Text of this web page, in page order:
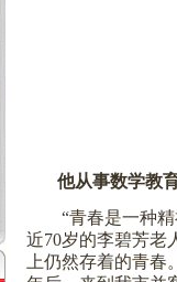
他从事数学教
“青春是一种
近70岁的李碧芳老
上仍然存着的青春